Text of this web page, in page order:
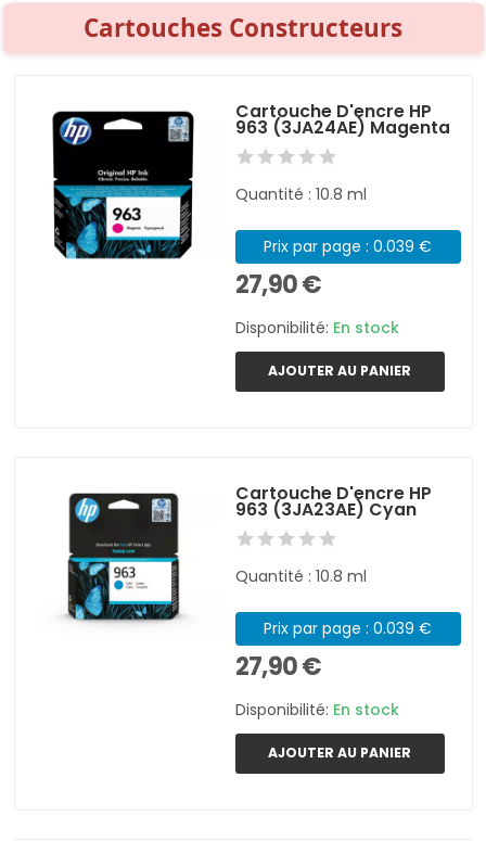
Cartouches Constructeurs
Cartouche D'encre HP
963 (3JA24AE) Magenta
Quantité : 10.8 ml
Prix par page : 0.039 €
27,90 €
Disponibilité: En stock
AJOUTER AU PANIER
Cartouche D'encre HP
963 (3JA23AE) Cyan
Quantité : 10.8 ml
Prix par page : 0.039 €
27,90 €
Disponibilité: En stock
AJOUTER AU PANIER